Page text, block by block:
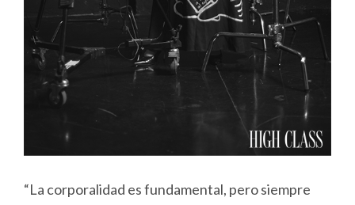
“La corporalidad es fundamental, pero siempre